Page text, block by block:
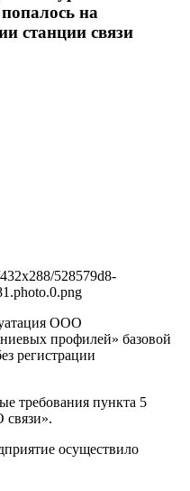
на
станции связи
528579d8-
ООО
профилей» базовой
регистрации
требования пункта 5
связи».
осуществило